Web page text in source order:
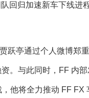
回归加速新车下线进
跃亭通过个人微博郑
。与此同时，FF 内
他将全力推动 FF